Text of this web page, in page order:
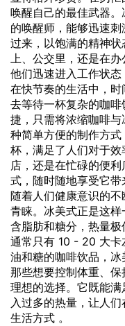
唤醒自己的最佳武器
的唤醒师，能够迅速
过来，以饱满的精神
上、公交里，还是在
他们迅速进入工作状态
在快节奏的生活中，
去等待一杯复杂的咖
捷，只需将浓缩咖啡
种简单方便的制作方
杯，满足了人们对于
店，还是在忙碌的便
式，随时随地享受它带
随着人们健康意识的
青睐。冰美式正是这
含脂肪和糖分，热量
通常只有 10 - 20 大卡
油和糖的咖啡饮品，
那些想要控制体重、
理想的选择。它既能
入过多的热量，让人
生活方式 。